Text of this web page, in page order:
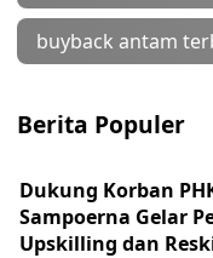
buyback antam
Berita Populer
Dukung Korban
Sampoerna Gelar
Upskilling dan